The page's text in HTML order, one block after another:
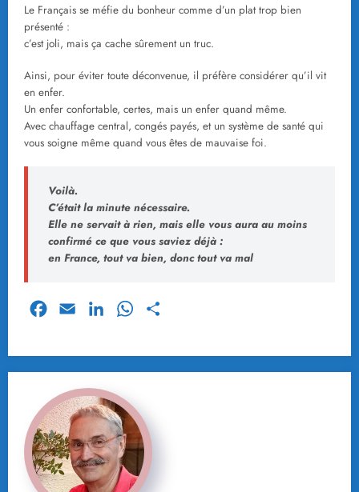
Le Français se méfie du bonheur comme d’un plat trop bien
présenté :
c’est joli, mais ça cache sûrement un truc.
Ainsi, pour éviter toute déconvenue, il préfère considérer qu’il vit
en enfer.
Un enfer confortable, certes, mais un enfer quand même.
Avec chauffage central, congés payés, et un système de santé qui
vous soigne même quand vous êtes de mauvaise foi.
Voilà.
C’était la minute nécessaire.
Elle ne servait à rien, mais elle vous aura au moins
confirmé ce que vous saviez déjà :
en France, tout va bien, donc tout va mal
Facebook
Email LinkedInWhatsApp